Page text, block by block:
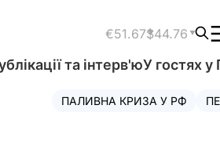
€51.67$44.76
та інтерв'юУ гостях у
ПАЛИВНА КРИЗА У РФ